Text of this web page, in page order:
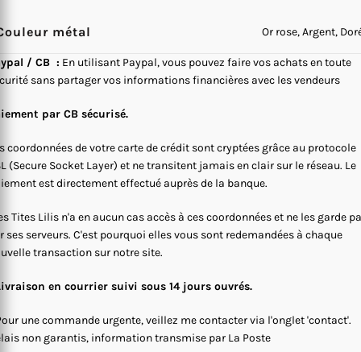
métal Or rose, Argent,
/ CB : En utilisant Paypal, vous pouvez faire vos achats en toute
sans partager vos informations financières avec les vendeurs
par CB sécurisé.
coordonnées de votre carte de crédit sont cryptées grâce au protocole
(Secure Socket Layer) et ne transitent jamais en clair sur le réseau. Le
est directement effectué auprès de la banque.
Tites Lilis n'a en aucun cas accès à ces coordonnées et ne les garde
ses serveurs. C'est pourquoi elles vous sont redemandées à chaque
transaction sur notre site.
en courrier suivi sous 14 jours ouvrés.
une commande urgente, veillez me contacter via l'onglet 'contact'.
non garantis, information transmise par La Poste